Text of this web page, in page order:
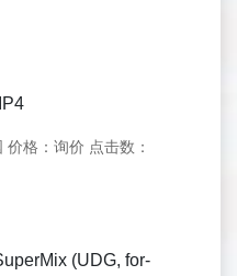
价格：询价 点击数：
(UDG, for-